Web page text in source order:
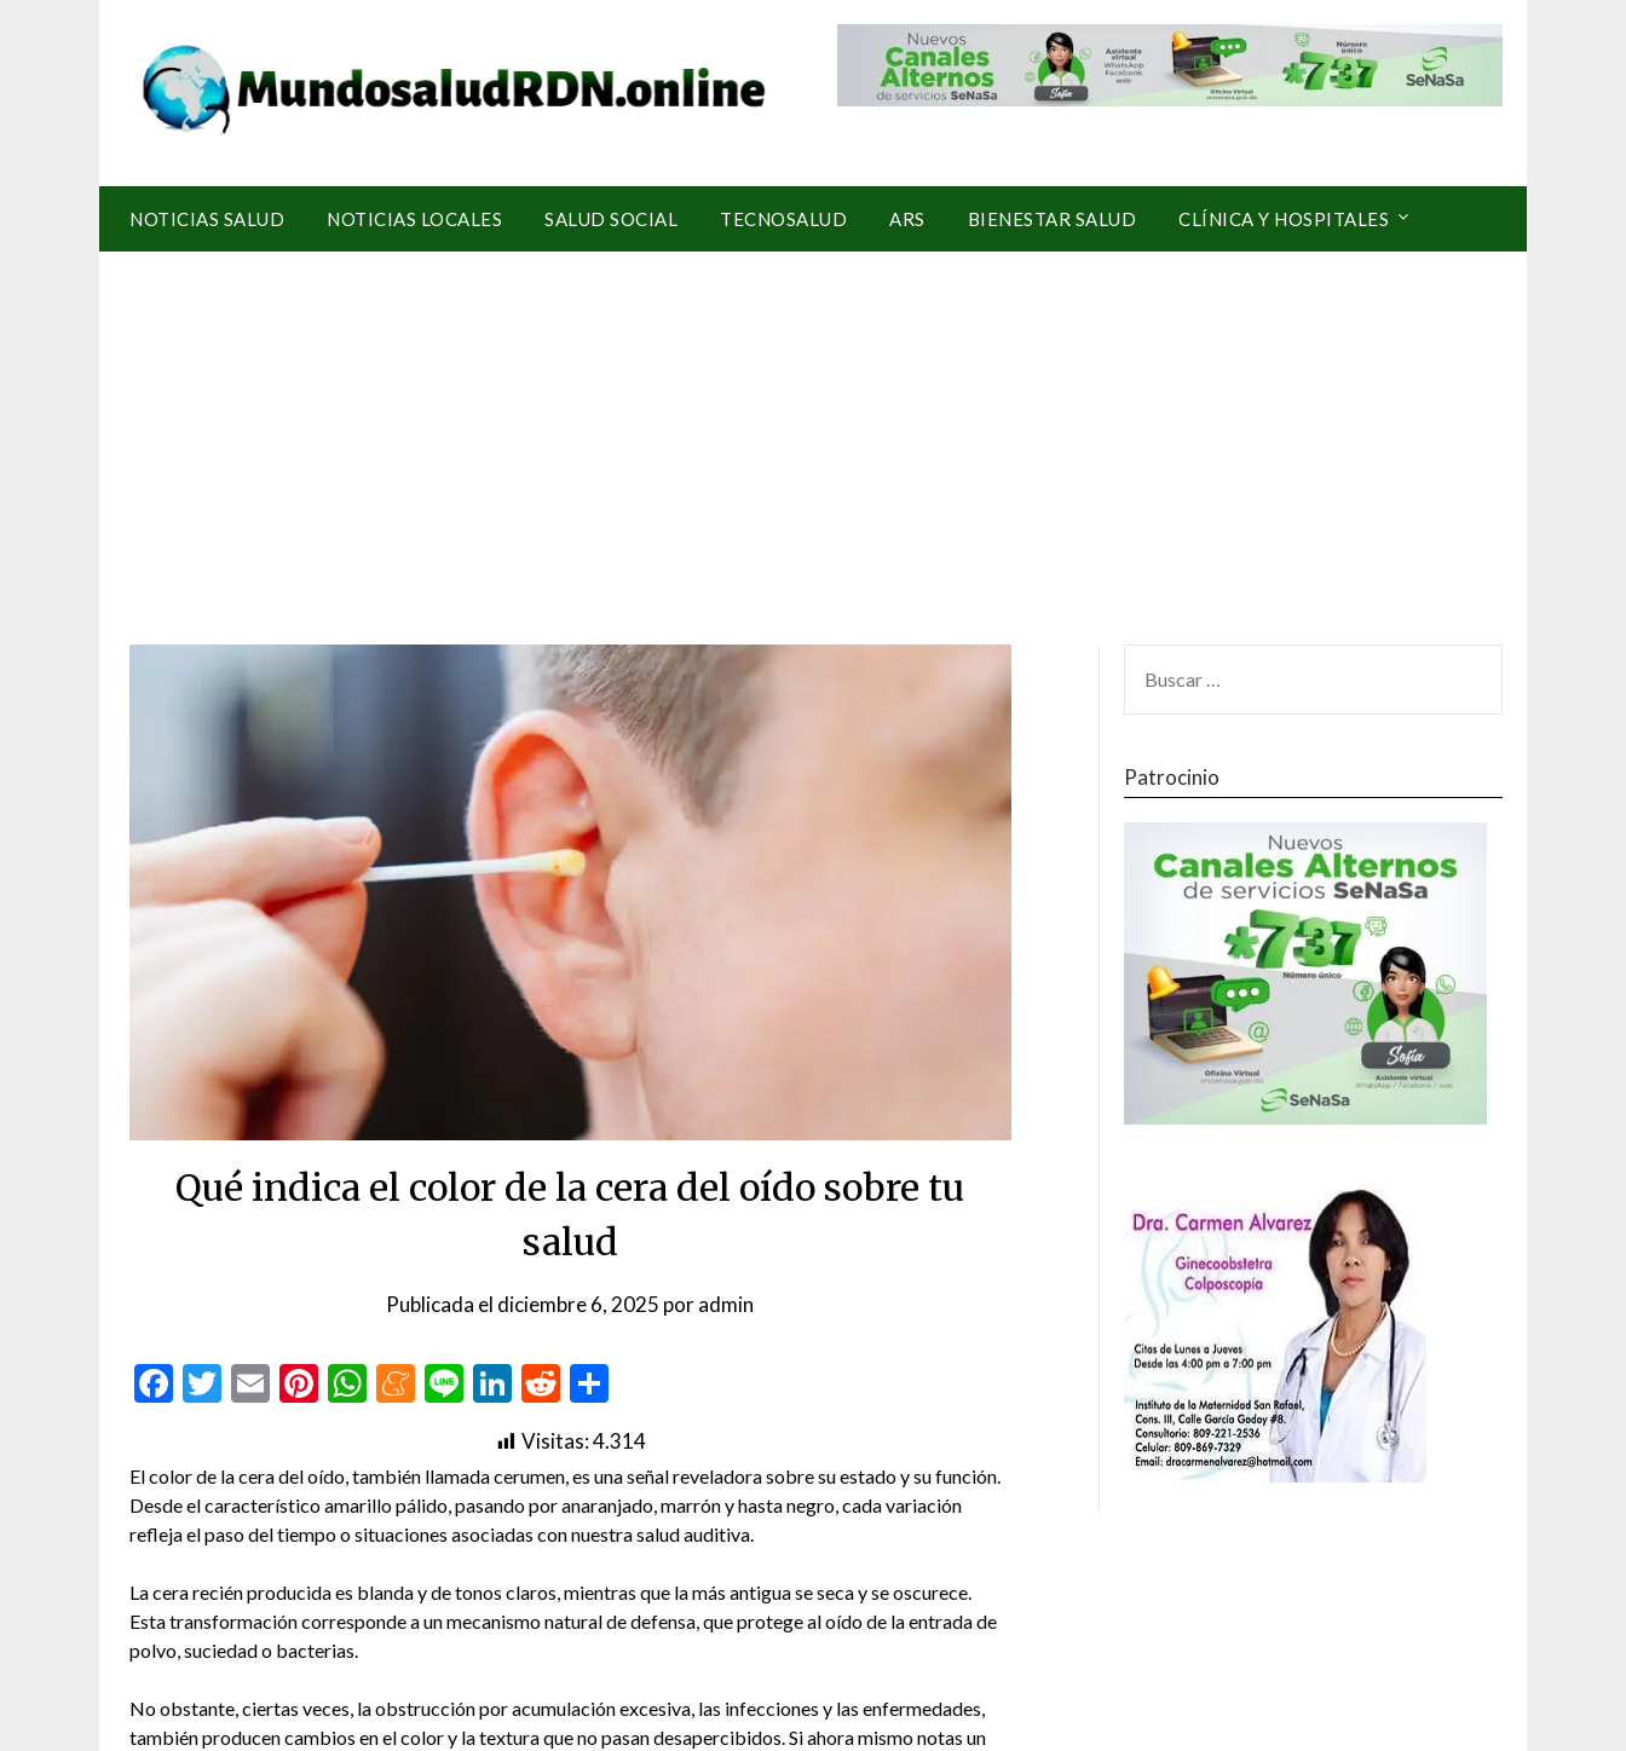
NOTICIAS SALUD NOTICIAS LOCALES SALUD SOCIAL TECNOSALUD ARS BIENESTAR SALUD CLÍNICA Y HOSPITALES
Qué indica el color de la cera del oído sobre tu
salud
Publicada el diciembre 6, 2025 poradmin
Facebook
Twitter
EmailPinterest
WhatsApp
Meneame
LineLinkedIn
Reddit
Visitas:4.314
El color de la cera del oído, también llamada cerumen, es una señal reveladora sobre su estado y su función.
Desde el característico amarillo pálido, pasando por anaranjado, marrón y hasta negro, cada variación
refleja el paso del tiempo o situaciones asociadas con nuestra salud auditiva.
La cera recién producida es blanda y de tonos claros, mientras que la más antigua se seca y se oscurece.
Esta transformación corresponde a un mecanismo natural de defensa, que protege al oído de la entrada de
polvo, suciedad o bacterias.
No obstante, ciertas veces, la obstrucción por acumulación excesiva, las infecciones y las enfermedades,
también producen cambios en el color y la textura que no pasan desapercibidos. Si ahora mismo notas un
Patrocinio